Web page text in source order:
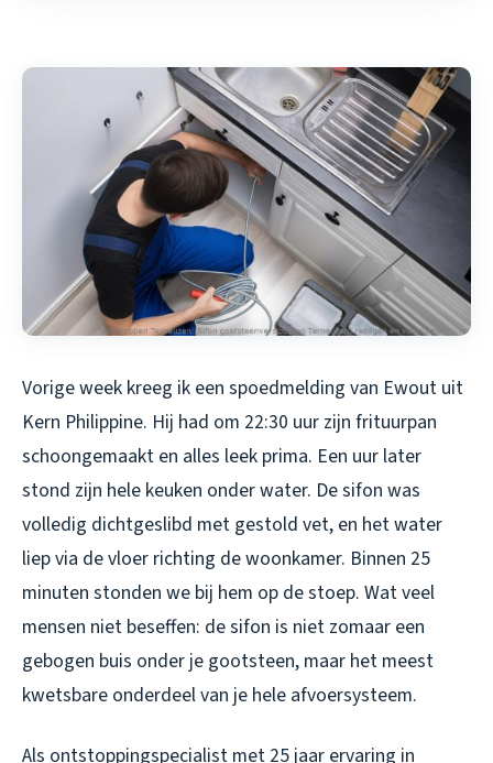
Vorige week kreeg ik een spoedmelding van Ewout uit
Kern Philippine. Hij had om 22:30 uur zijn frituurpan
schoongemaakt en alles leek prima. Een uur later
stond zijn hele keuken onder water. De sifon was
volledig dichtgeslibd met gestold vet, en het water
liep via de vloer richting de woonkamer. Binnen 25
minuten stonden we bij hem op de stoep. Wat veel
mensen niet beseffen: de sifon is niet zomaar een
gebogen buis onder je gootsteen, maar het meest
kwetsbare onderdeel van je hele afvoersysteem.
Als ontstoppingspecialist met 25 jaar ervaring in